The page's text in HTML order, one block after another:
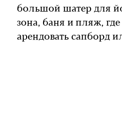
большой шатер для
зона, баня и пляж,
арендовать сапборд